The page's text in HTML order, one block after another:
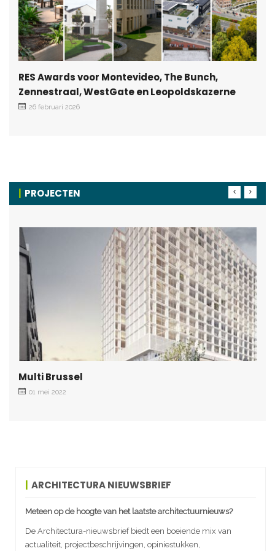
RES Awards voor Montevideo, The Bunch,
Zennestraal, WestGate en Leopoldskazerne
26 februari 2026
PROJECTEN
Multi Brussel
01 mei 2022
ARCHITECTURA NIEUWSBRIEF
Meteen op de hoogte van het laatste architectuurnieuws?
De Architectura-nieuwsbrief biedt een boeiende mix van
actualiteit, projectbeschrijvingen, opiniestukken,